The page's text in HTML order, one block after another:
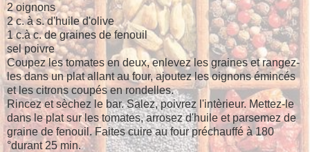
2 oignons
2 c. à s. d'huile d'olive
1 c.à c. de graines de fenouil
sel poivre
Coupez les tomates en deux, enlevez les graines et rangez-
les dans un plat allant au four, ajoutez les oignons émincés
et les citrons coupés en rondelles.
Rincez et sèchez le bar. Salez, poivrez l'intèrieur. Mettez-le
dans le plat sur les tomates, arrosez d'huile et parsemez de
graine de fenouil. Faites cuire au four préchauffé à 180
°durant 25 min.